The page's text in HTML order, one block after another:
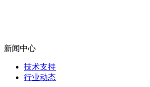
新闻中心
技术支持
行业动态